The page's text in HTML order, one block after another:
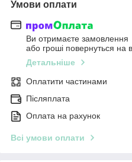
Умови оплати
Ви отримаєте замовлення
або гроші повернуться на
Детальніше
Оплатити частинами
Післяплата
Оплата на рахунок
Всі умови оплати